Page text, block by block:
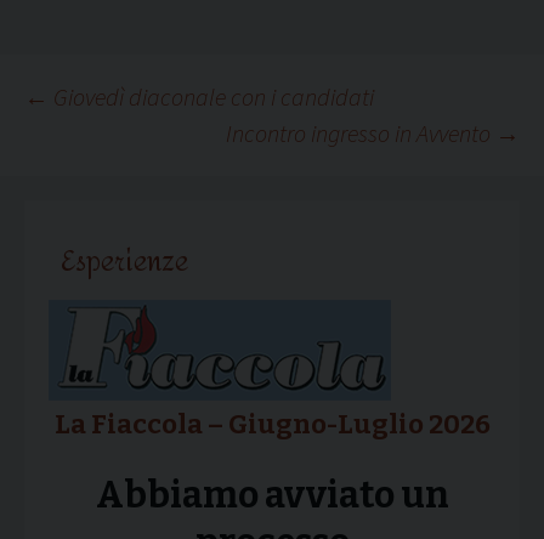
Navigazione
← Giovedì diaconale con i candidati
Incontro ingresso in Avvento →
Esperienze
La Fiaccola – Giugno-Luglio 2026
Abbiamo avviato un